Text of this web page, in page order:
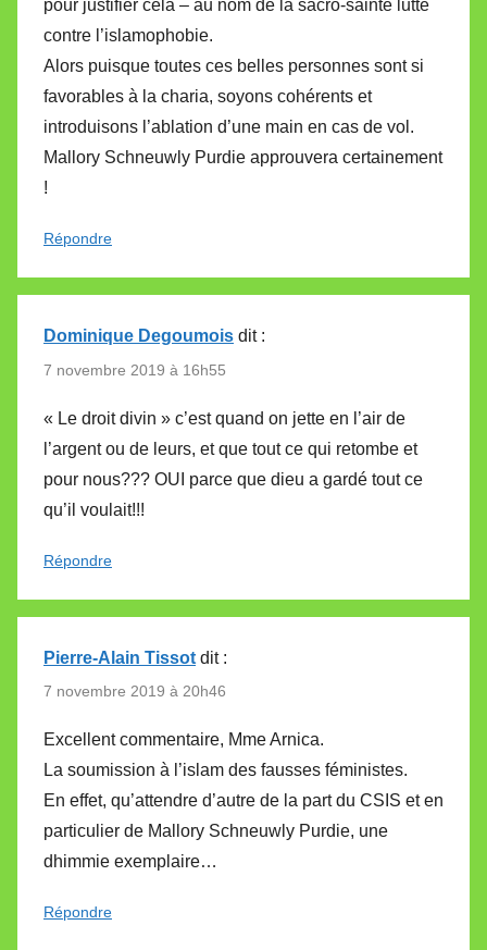
pour justifier cela – au nom de la sacro-sainte lutte
contre l’islamophobie.
Alors puisque toutes ces belles personnes sont si
favorables à la charia, soyons cohérents et
introduisons l’ablation d’une main en cas de vol.
Mallory Schneuwly Purdie approuvera certainement
!
Répondre
Dominique Degoumois dit :
7 novembre 2019 à 16h55
« Le droit divin » c’est quand on jette en l’air de
l’argent ou de leurs, et que tout ce qui retombe et
pour nous??? OUI parce que dieu a gardé tout ce
qu’il voulait!!!
Répondre
Pierre-Alain Tissot dit :
7 novembre 2019 à 20h46
Excellent commentaire, Mme Arnica.
La soumission à l’islam des fausses féministes.
En effet, qu’attendre d’autre de la part du CSIS et en
particulier de Mallory Schneuwly Purdie, une
dhimmie exemplaire…
Répondre